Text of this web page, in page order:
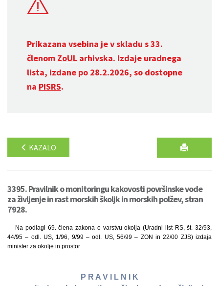
Prikazana vsebina je v skladu s 33.
členom ZoUL arhivska. Izdaje uradnega
lista, izdane po 28.2.2026, so dostopne
na PISRS.
KAZALO
3395. Pravilnik o monitoringu kakovosti površinske vode
za življenje in rast morskih školjk in morskih polžev, stran
7928.
Na podlagi 69. člena zakona o varstvu okolja (Uradni list RS, št. 32/93,
44/95 – odl. US, 1/96, 9/99 – odl. US, 56/99 – ZON in 22/00 ZJS) izdaja
minister za okolje in prostor
P R A V I L N I K